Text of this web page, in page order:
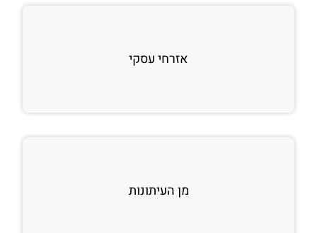
אזרחי עסקי
מן העיתונות